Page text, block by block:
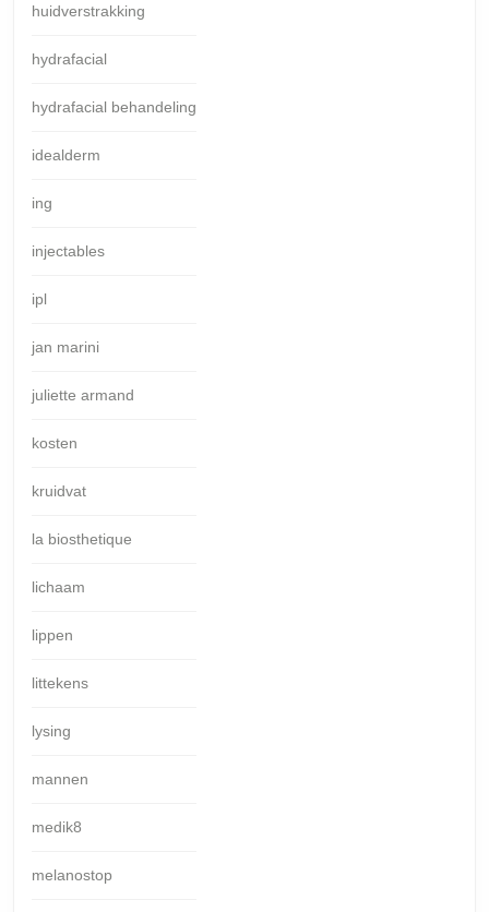
huidverstrakking
hydrafacial
hydrafacial behandeling
idealderm
ing
injectables
ipl
jan marini
juliette armand
kosten
kruidvat
la biosthetique
lichaam
lippen
littekens
lysing
mannen
medik8
melanostop